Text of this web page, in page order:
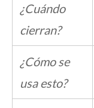
¿Cuándo
cierran?
¿Cómo se
usa esto?